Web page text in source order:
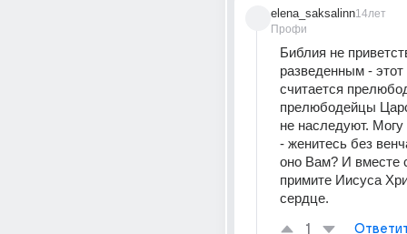
elena_saksalinn
Профи
14лет
Библия не
разведенным - этот
считается
прелюбодейцы
не наследуют. Могу
- женитесь без
оно Вам? И вместе
примите Иисуса
сердце.
1